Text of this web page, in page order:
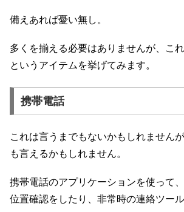
備えあれば憂い無し。
多くを揃える必要はありませんが、こ
というアイテムを挙げてみます。
携帯電話
これは言うまでもないかもしれません
も言えるかもしれません。
携帯電話のアプリケーションを使って
位置確認をしたり、非常時の連絡ツー